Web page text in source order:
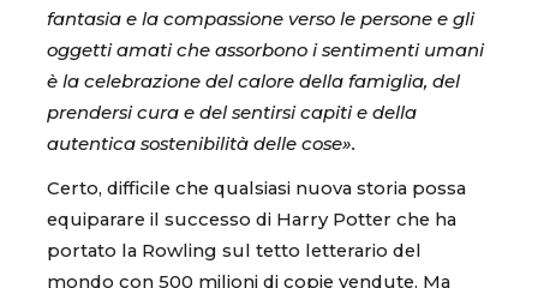
fantasia e la compassione verso le persone e gli
oggetti amati che assorbono i sentimenti umani
è la celebrazione del calore della famiglia, del
prendersi cura e del sentirsi capiti e della
autentica sostenibilità delle cose».
Certo, difficile che qualsiasi nuova storia possa
equiparare il successo di Harry Potter che ha
portato la Rowling sul tetto letterario del
mondo con 500 milioni di copie vendute. Ma